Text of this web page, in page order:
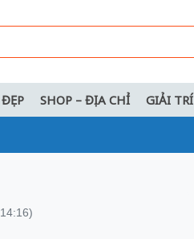
SHOP – ĐỊA CHỈ GIẢI TRÍ